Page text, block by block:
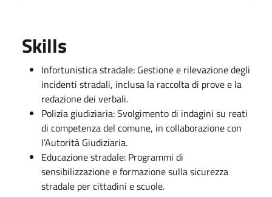
Skills
Infortunistica stradale: Gestione e rilevazione degli
incidenti stradali, inclusa la raccolta di prove e la
redazione dei verbali.
Polizia giudiziaria: Svolgimento di indagini su reati
di competenza del comune, in collaborazione con
l’Autorità Giudiziaria.
Educazione stradale: Programmi di
sensibilizzazione e formazione sulla sicurezza
stradale per cittadini e scuole.